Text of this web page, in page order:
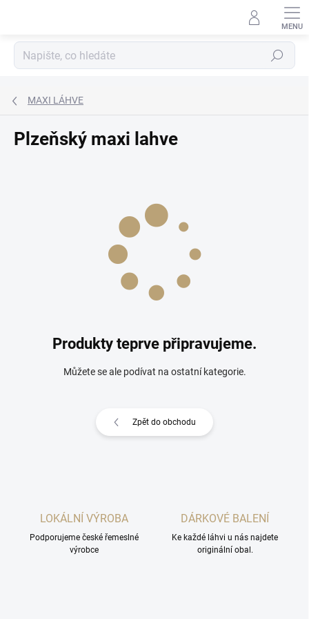
Hledat
MAXI LÁHVE
Plzeňský maxi lahve
Produkty teprve připravujeme.
Můžete se ale podívat na ostatní kategorie.
Zpět do obchodu
LOKÁLNÍ VÝROBA
Podporujeme české řemeslné
výrobce
DÁRKOVÉ BALENÍ
Ke každé láhvi u nás najdete
originální obal.